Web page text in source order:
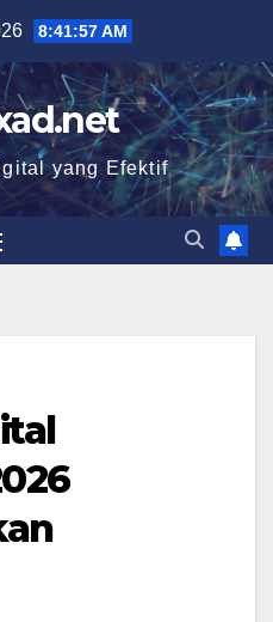
8:41:58 AM
yang Efektif